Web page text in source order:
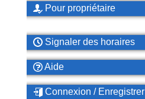
Pour propriétaire
Signaler des horaires
Aide
Connexion / Enregistrer